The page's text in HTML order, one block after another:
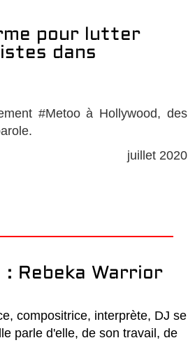
pour lutter
dans
#Metoo à Hollywood, des
juillet 2020
Rebeka Warrior
compositrice, interprète, DJ se
parle d'elle, de son travail, de